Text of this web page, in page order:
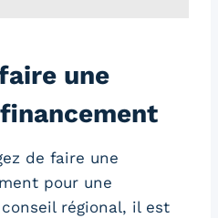
une
de faire une
pour une
régional, il est